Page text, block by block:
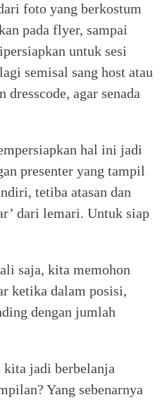
foto yang berkostum
pada flyer, sampai
untuk sesi
semisal sang host atau
agar senada
hal ini jadi
presenter yang tampil
tetiba atasan dan
dari lemari. Untuk siap
saja, kita memohon
ketika dalam posisi,
dengan jumlah
kita jadi berbelanja
Yang sebenarnya